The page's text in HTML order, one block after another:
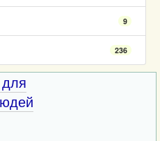
9
236